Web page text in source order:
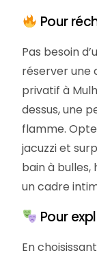
Pour
Pas besoin
réserver une
privatif à
dessus, une
flamme.
jacuzzi et
bain à bulles,
un cadre
Pour
En